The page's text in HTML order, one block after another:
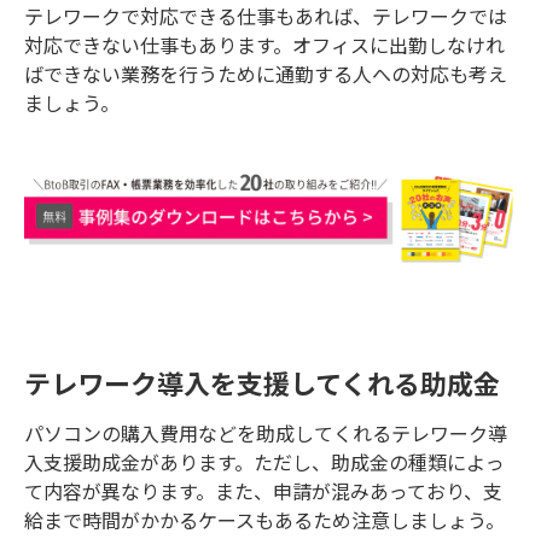
テレワークで対応できる仕事もあれば、テレワークでは
対応できない仕事もあります。オフィスに出勤しなけれ
ばできない業務を行うために通勤する人への対応も考え
ましょう。
テレワーク導入を支援してくれる助成金
パソコンの購入費用などを助成してくれるテレワーク導
入支援助成金があります。ただし、助成金の種類によっ
て内容が異なります。また、申請が混みあっており、支
給まで時間がかかるケースもあるため注意しましょう。